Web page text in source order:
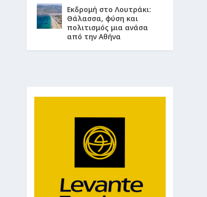
Εκδρομή στο Λουτράκι:
Θάλασσα, φύση και
πολιτισμός μια ανάσα
από την Αθήνα